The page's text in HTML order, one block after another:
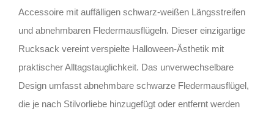
Accessoire mit auffälligen schwarz-weißen Längsstreifen
und abnehmbaren Fledermausflügeln. Dieser einzigartige
Rucksack vereint verspielte Halloween-Ästhetik mit
praktischer Alltagstauglichkeit. Das unverwechselbare
Design umfasst abnehmbare schwarze Fledermausflügel,
die je nach Stilvorliebe hinzugefügt oder entfernt werden